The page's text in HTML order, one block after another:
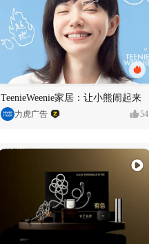
TeenieWeenie家居：让小熊闹起来
力虎广告 54